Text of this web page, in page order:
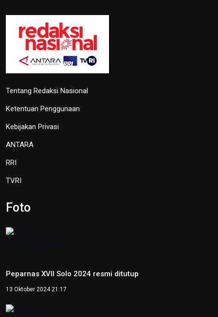
Tentang Redaksi Nasional
Ketentuan Penggunaan
Kebijakan Privasi
ANTARA
RRI
TVRI
Foto
Peparnas XVII Solo 2024 resmi ditutup
13 Oktober 2024 21:17